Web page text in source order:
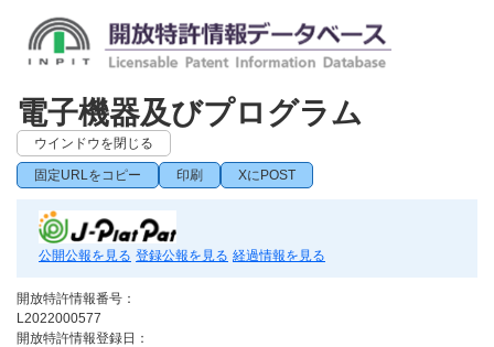
電子機器及びプログラム
ウインドウを閉じる
固定URLをコピー 印刷 XにPOST
公開公報を見る 登録公報を見る 経過情報を見る
開放特許情報番号：
L2022000577
開放特許情報登録日：